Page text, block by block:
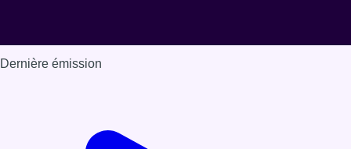
Dernière émission